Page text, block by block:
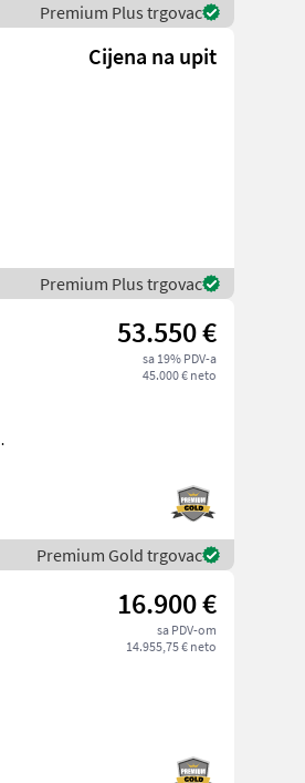
Premium Plus trgovac
Cijena na upit
Premium Plus trgovac
53.550 €
sa 19% PDV-a
45.000 € neto
Premium Gold trgovac
16.900 €
sa PDV-om
14.955,75 € neto